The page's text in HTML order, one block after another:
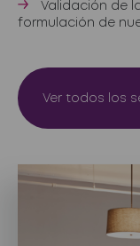
Validación de
formulación de
Ver todos los